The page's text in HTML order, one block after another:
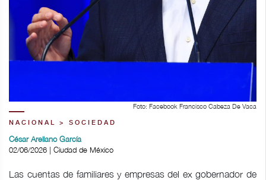
Foto: Facebook Francisco Cabeza De Vaca
NACIONAL > SOCIEDAD
César Arellano García
02/06/2026 | Ciudad de México
Las cuentas de familiares y empresas del ex gobernador de